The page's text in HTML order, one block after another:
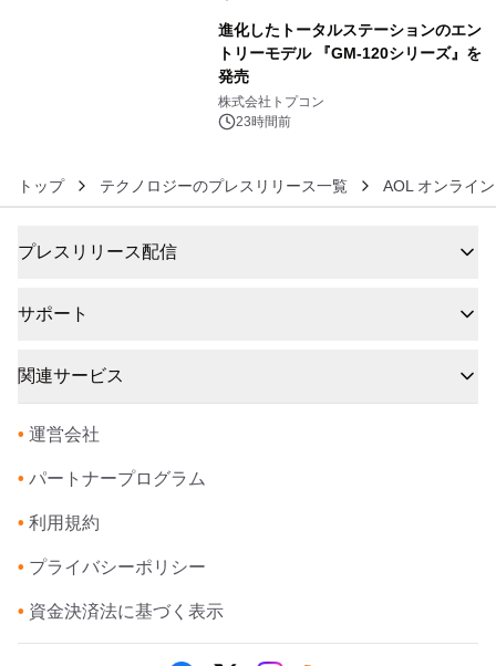
進化したトータルステーションのエン
トリーモデル 『GM-120シリーズ』を
発売
株式会社トプコン
23時間前
トップ テクノロジーのプレスリリース一覧 AOL オンライ
プレスリリース配信
サポート
関連サービス
• 運営会社
• パートナープログラム
• 利用規約
• プライバシーポリシー
• 資金決済法に基づく表示